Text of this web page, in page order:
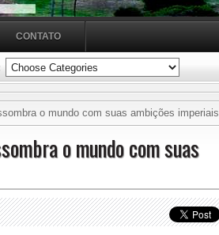
CONTATO
o mundo com suas ambições imperiais
o mundo com suas